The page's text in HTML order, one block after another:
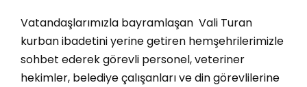
Vatandaşlarımızla bayramlaşan Vali Turan
kurban ibadetini yerine getiren hemşehrilerimizle
sohbet ederek görevli personel, veteriner
hekimler, belediye çalışanları ve din görevlilerine